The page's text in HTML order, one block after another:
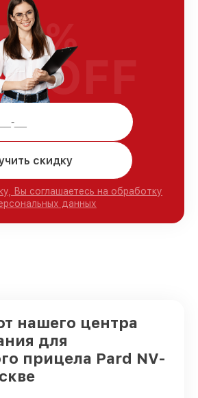
скидку
Вы соглашаетесь на обработку
данных
%
OFF
нашего центра
для
прицела Pard NV-